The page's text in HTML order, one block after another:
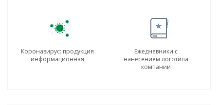
Коронавирус: продукция
информационная
Ежедневники с
нанесением логотипа
компании